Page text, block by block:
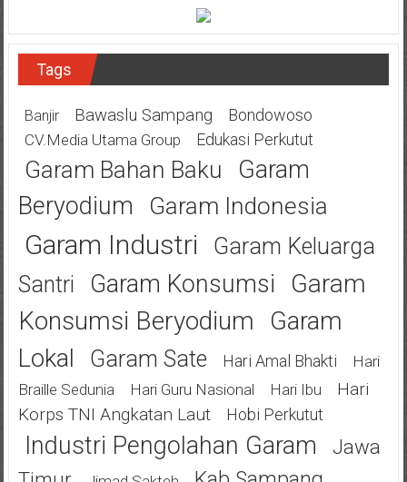
Tags
Banjir Bawaslu Sampang Bondowoso
CV.Media Utama Group Edukasi Perkutut
Garam Bahan Baku
Garam
Beryodium
Garam Indonesia
Garam Industri
Garam Keluarga
Santri
Garam Konsumsi
Garam
Konsumsi Beryodium
Garam
Lokal
Garam Sate Hari Amal Bhakti
Hari
Braille Sedunia
Hari Guru Nasional Hari Ibu
Hari
Korps TNI Angkatan Laut
Hobi Perkutut
Industri Pengolahan Garam
Jawa